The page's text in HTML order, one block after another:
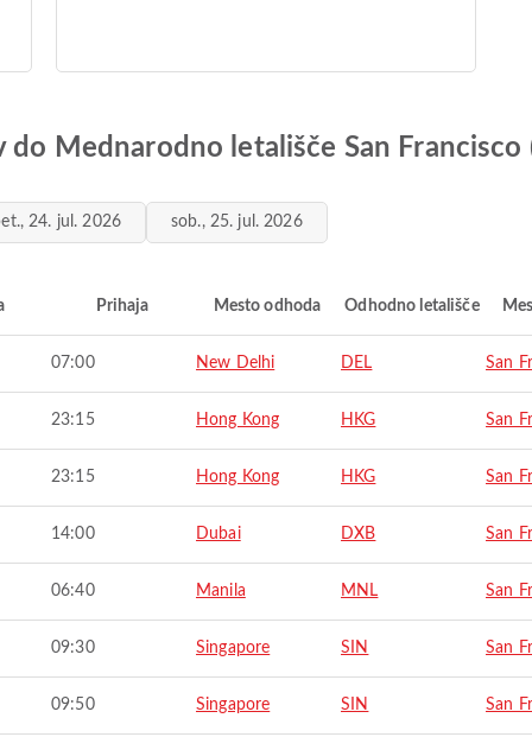
Mednarodno letališče San Francisco
24. jul. 2026 sob., 25. jul. 2026
Prihaja Mesto odhoda Odhodno letališče
07:00 New Delhi DEL San
23:15 Hong Kong HKG San
23:15 Hong Kong HKG San
14:00 Dubai DXB San
06:40 Manila MNL San
09:30 Singapore SIN San
09:50 Singapore SIN San